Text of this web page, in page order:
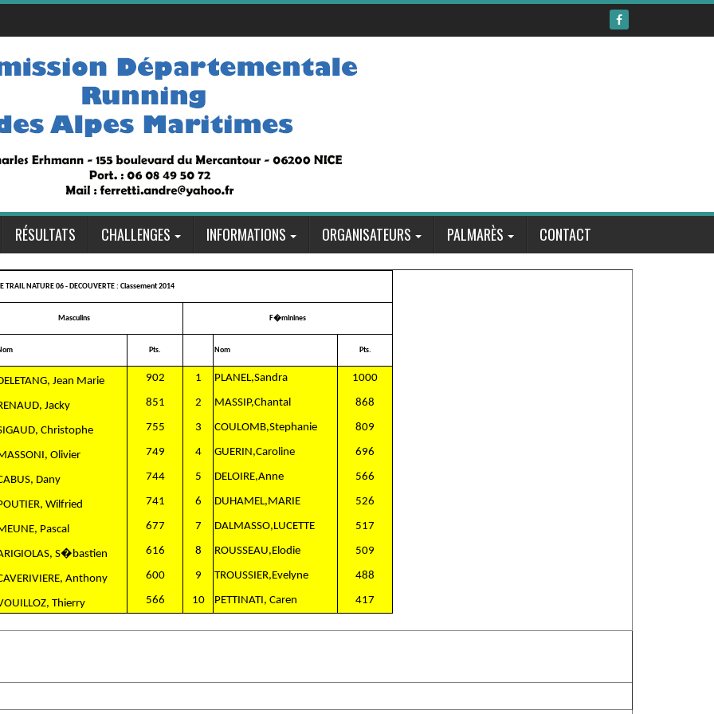
RÉSULTATS CHALLENGES INFORMATIONS ORGANISATEURS PALMARÈS CONTACT
TRAIL NATURE 06 - DECOUVERTE : Classement 2014
Masculins F�minines
Pts. Nom Pts.
Jean Marie 902 1 PLANEL,Sandra 1000
Jacky 851 2 MASSIP,Chantal 868
Christophe 755 3 COULOMB,Stephanie 809
Olivier 749 4 GUERIN,Caroline 696
Dany 744 5 DELOIRE,Anne 566
Wilfried 741 6 DUHAMEL,MARIE 526
Pascal 677 7 DALMASSO,LUCETTE 517
S�bastien 616 8 ROUSSEAU,Elodie 509
Anthony 600 9 TROUSSIER,Evelyne 488
Thierry 566 10 PETTINATI, Caren 417